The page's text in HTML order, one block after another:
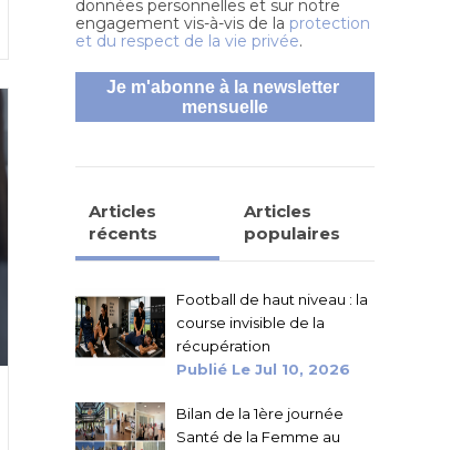
données personnelles et sur notre
engagement vis-à-vis de la protection
et du respect de la vie privée.
Articles
récents
Articles
populaires
Football de haut niveau : la
course invisible de la
récupération
Publié Le Jul 10, 2026
Bilan de la 1ère journée
Santé de la Femme au